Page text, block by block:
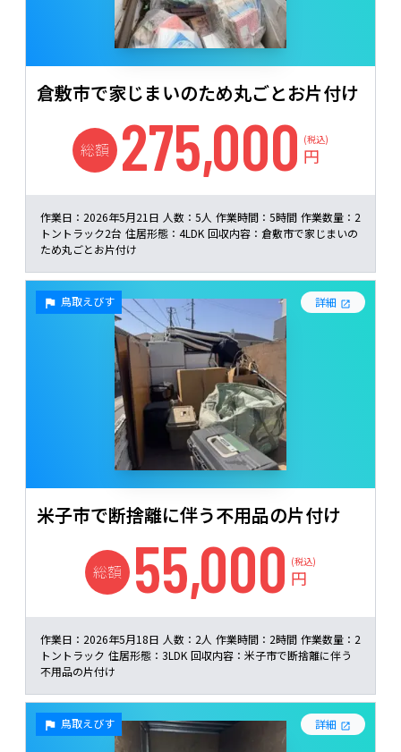
倉敷市で家じまいのため丸ごとお片付け
総額 275,000 (税込)
円
作業日： 2026年5月21日 人数： 5人 作業時間： 5時間 作業数量： 2
トントラック2台 住居形態： 4LDK 回収内容： 倉敷市で家じまいの
ため丸ごとお片付け
鳥取えびす 詳細
米子市で断捨離に伴う不用品の片付け
総額 55,000 (税込)
円
作業日： 2026年5月18日 人数： 2人 作業時間： 2時間 作業数量： 2
トントラック 住居形態： 3LDK 回収内容： 米子市で断捨離に伴う
不用品の片付け
鳥取えびす 詳細